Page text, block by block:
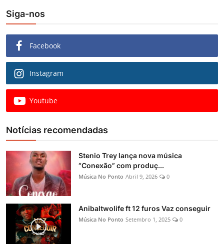
Siga-nos
Facebook
Instagram
Youtube
Notícias recomendadas
Stenio Trey lança nova música
“Conexão” com produç...
Música No Ponto Abril 9, 2026 0
Anibaltwolife ft 12 furos Vaz conseguir
Música No Ponto Setembro 1, 2025 0